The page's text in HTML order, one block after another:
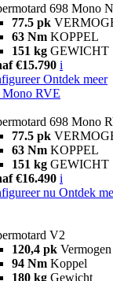
698 Mono
77.5 pk
63 Nm KOPPEL
151 kg GEWICHT
€15.790 i
Ontdek meer
Mono RVE
698 Mono
77.5 pk
63 Nm KOPPEL
151 kg GEWICHT
€16.490 i
nu Ontdek
V2
120,4 pk Vermogen
94 Nm Koppel
180 kg Gewicht